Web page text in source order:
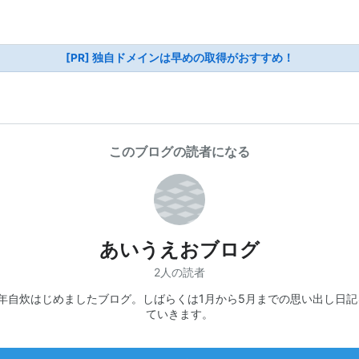
[PR] 独自ドメインは早めの取得がおすすめ！
このブログの読者になる
あいうえおブログ
2人の読者
自炊はじめましたブログ。しばらくは1月から5月までの思い出し日
ていきます。